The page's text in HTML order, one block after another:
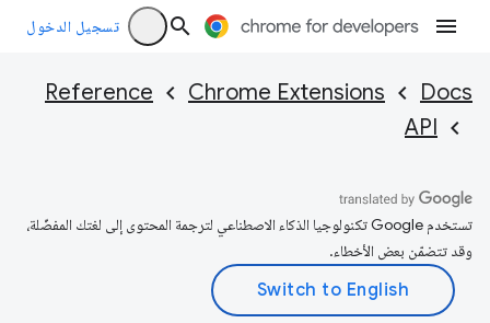
تسجيل الدخول
Docs
Chrome Extensions
Reference
API
تستخدم Google تكنولوجيا الذكاء الاصطناعي لترجمة المحتوى إلى لغتك المفضّلة،
وقد تتضمّن بعض الأخطاء.